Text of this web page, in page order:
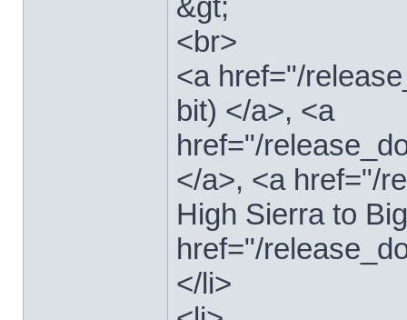
&gt;
<br>
<a href="/
bit) </a>, <a
href="/
</a>, <a href="/
High Sierra to
href="/
</li>